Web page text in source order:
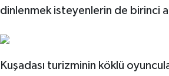
dinlenmek isteyenlerin de birinci
Kuşadası turizminin köklü